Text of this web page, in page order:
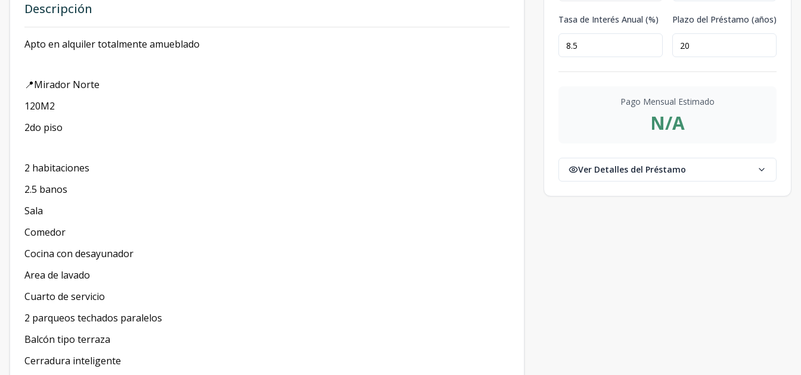
Descripción
Apto en alquiler totalmente amueblado
📍Mirador Norte
120M2
2do piso
2 habitaciones
2.5 banos
Sala
Comedor
Cocina con desayunador
Area de lavado
Cuarto de servicio
2 parqueos techados paralelos
Balcón tipo terraza
Cerradura inteligente
Tasa de Interés Anual (%) Plazo del Préstamo (años)
Pago Mensual Estimado
N/A
Ver Detalles del Préstamo